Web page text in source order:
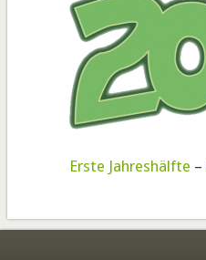
Erste Jahreshälfte –